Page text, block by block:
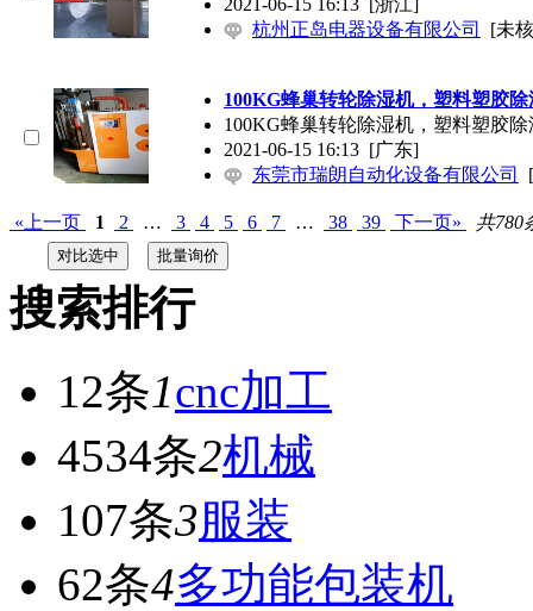
杭州正岛电器设备有限公司
[未
100KG蜂巢转轮除湿机，塑料塑胶
100KG蜂巢转轮除湿机，塑料塑胶
2021-06-15 16:13 [广东]
东莞市瑞朗自动化设备有限公司
«上一页 1 2 … 3 4 5 6 7 … 38 39 下一页» 共780
搜索排行
12条1cnc加工
4534条2机械
107条3服装
62条4多功能包装机